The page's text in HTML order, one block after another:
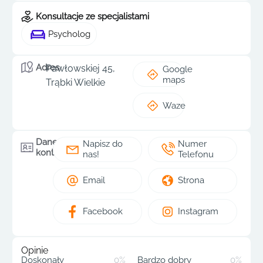
Konsultacje ze specjalistami
Psycholog
Adres
Pawłowskiej 45,
Trąbki Wielkie
Google
maps
Waze
Dane
kontaktowe
Napisz do
nas!
Numer
Telefonu
Email Strona
Facebook Instagram
Opinie
Doskonały 0% Bardzo dobry 0%